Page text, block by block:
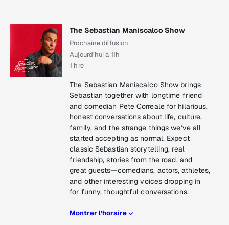
The Sebastian Maniscalco Show
Prochaine diffusion
Aujourd’hui a 11h
1 hre
The Sebastian Maniscalco Show brings
Sebastian together with longtime friend
and comedian Pete Correale for hilarious,
honest conversations about life, culture,
family, and the strange things we’ve all
started accepting as normal. Expect
classic Sebastian storytelling, real
friendship, stories from the road, and
great guests—comedians, actors, athletes,
and other interesting voices dropping in
for funny, thoughtful conversations.
Montrer l’horaire